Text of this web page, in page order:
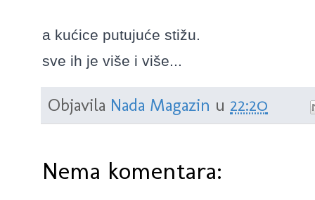
a kućice putujuće stižu.
sve ih je više i više...
Objavila Nada Magazin u 22:20
Nema komentara: